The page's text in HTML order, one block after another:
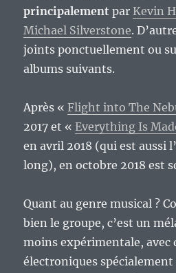
principalement par Kevin
Michael Silverstone.
joints ponctuellement ou
albums suivants.
Après «Flight into The
2017 et «Everything Is
en avril 2018 (qui est aussi
long), en octobre 2018 est
Quant au genre musical ?
bien le groupe, c’est un
moins expérimentale, avec
électroniques